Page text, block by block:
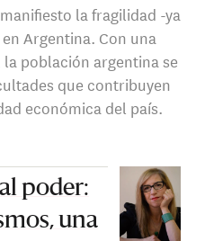
la fragilidad -ya
Argentina. Con una
población argentina se
que contribuyen
económica del país.
poder:
una